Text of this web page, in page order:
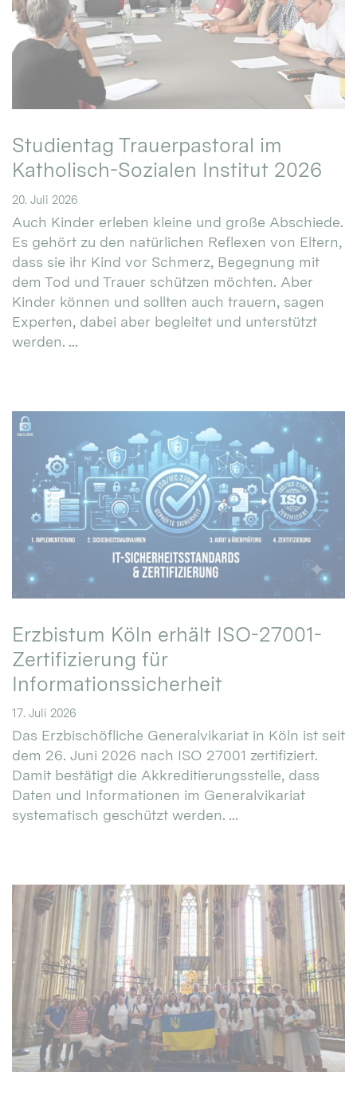
Studientag Trauerpastoral im
Katholisch-Sozialen Institut 2026
20. Juli 2026
Auch Kinder erleben kleine und große Abschiede.
Es gehört zu den natürlichen Reflexen von Eltern,
dass sie ihr Kind vor Schmerz, Begegnung mit
dem Tod und Trauer schützen möchten. Aber
Kinder können und sollten auch trauern, sagen
Experten, dabei aber begleitet und unterstützt
werden. ...
Erzbistum Köln erhält ISO-27001-
Zertifizierung für
Informationssicherheit
17. Juli 2026
Das Erzbischöfliche Generalvikariat in Köln ist seit
dem 26. Juni 2026 nach ISO 27001 zertifiziert.
Damit bestätigt die Akkreditierungsstelle, dass
Daten und Informationen im Generalvikariat
systematisch geschützt werden. ...